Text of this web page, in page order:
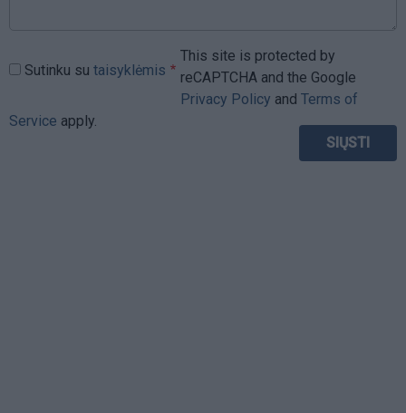
Sutinku su taisyklėmis
This site is protected by
reCAPTCHA and the Google
Privacy Policy and Terms of
Service apply.